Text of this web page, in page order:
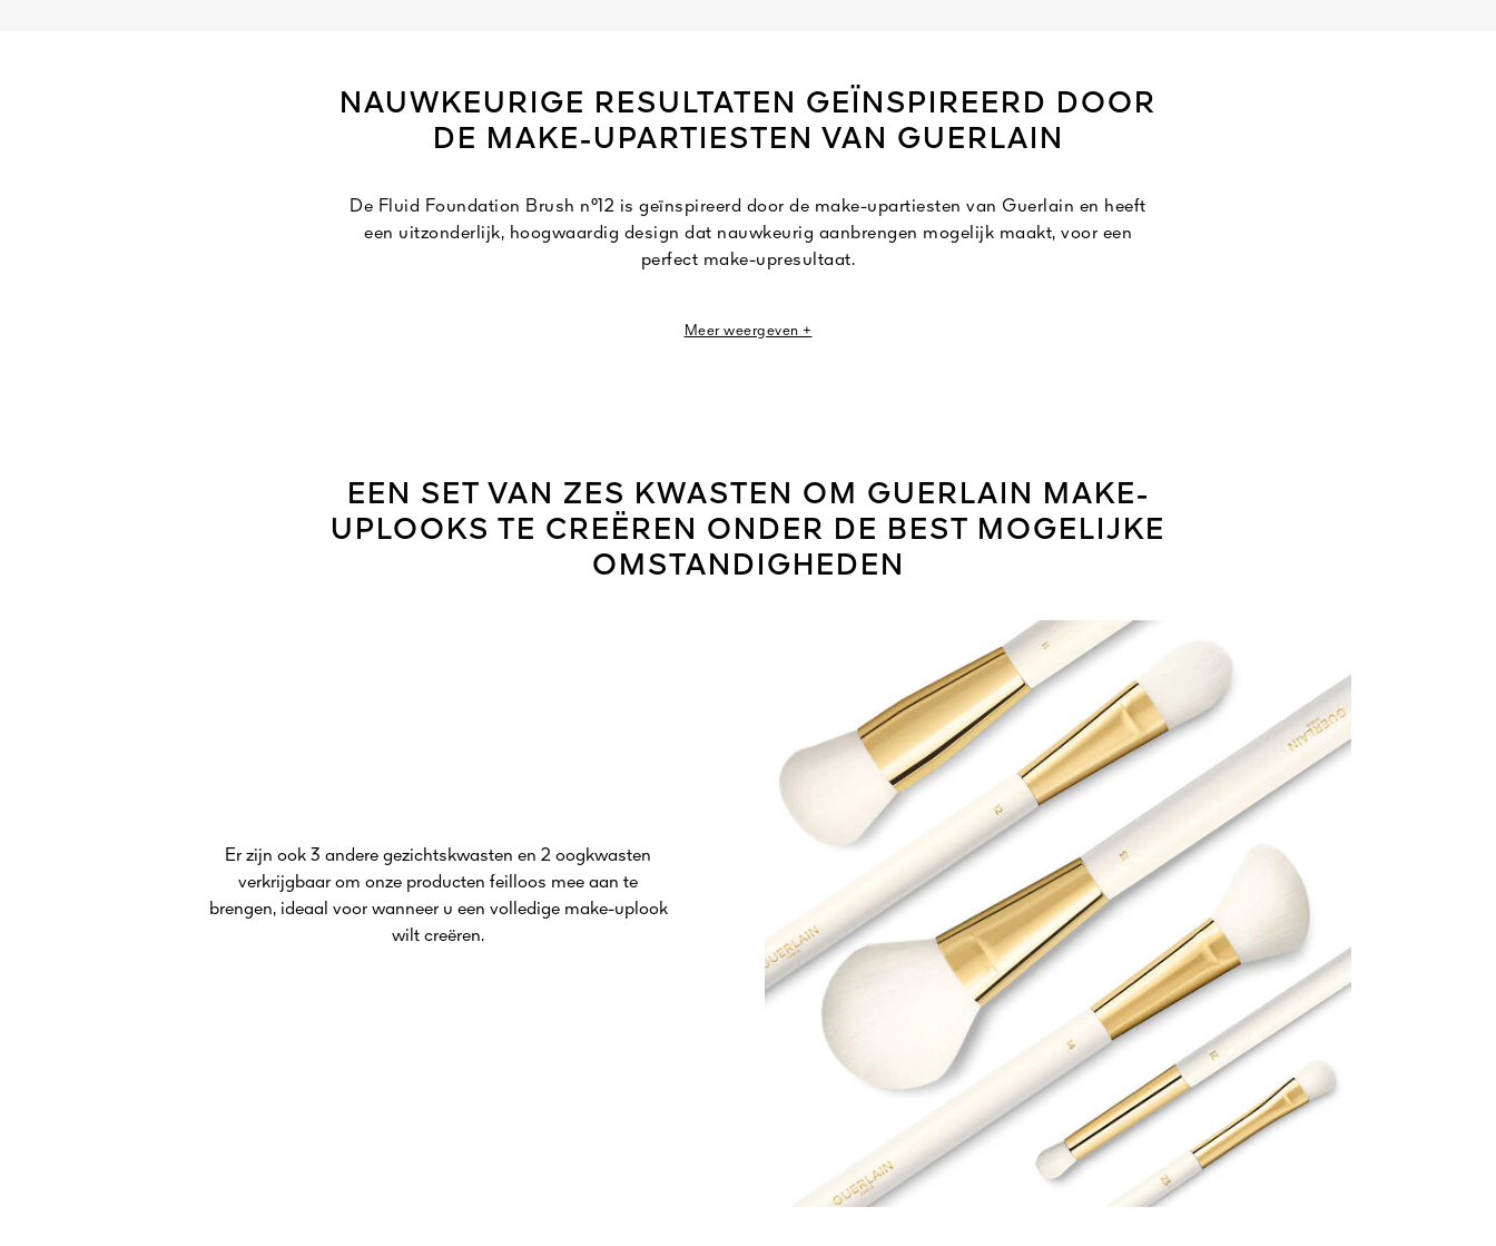
NAUWKEURIGE RESULTATEN GEÏNSPIREERD DOOR
DE MAKE-UPARTIESTEN VAN GUERLAIN
De Fluid Foundation Brush n°12 is geïnspireerd door de make-upartiesten van Guerlain en heeft
een uitzonderlijk, hoogwaardig design dat nauwkeurig aanbrengen mogelijk maakt, voor een
perfect make-upresultaat.
vloeibare foundations met een lichte aanraking kunnen worden aangebracht, zodat het make-
Meer weergeven +
EEN SET VAN ZES KWASTEN OM GUERLAIN MAKE-
UPLOOKS TE CREËREN ONDER DE BEST MOGELIJKE
OMSTANDIGHEDEN
Er zijn ook 3 andere gezichtskwasten en 2 oogkwasten
verkrijgbaar om onze producten feilloos mee aan te
brengen, ideaal voor wanneer u een volledige make-uplook
wilt creëren.